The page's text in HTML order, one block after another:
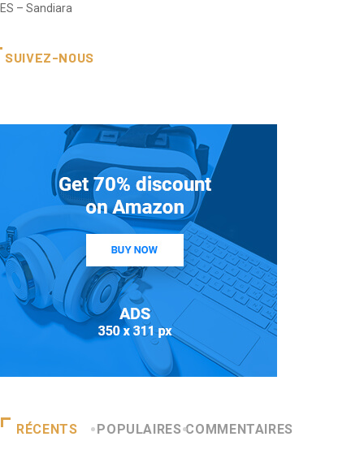
– Sandiara
SUIVEZ-NOUS
RÉCENTS POPULAIRES COMMENTAIRES